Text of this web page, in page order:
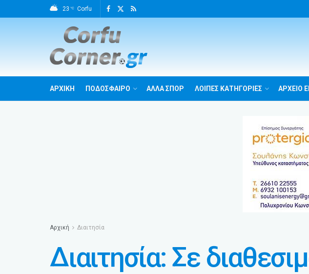
23 °C Corfu
ΑΡΧΙΚΗ ΠΟΔΟΣΦΑΙΡΟ ΑΛΛΑ ΣΠΟΡ ΛΟΙΠΕΣ ΚΑΤΗΓΟΡΙΕΣ ΑΡΧΕΙΟ
Αρχική Διαιτησία
Διαιτησία: Σε